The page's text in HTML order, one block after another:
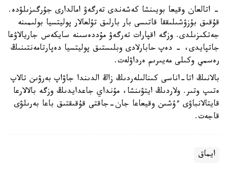
- اتالعان وقيعا بويىنشا كەشەندى تەرگەۋ امالدارى جۇرگىزىلۋدە.
قۇقىق بۇزۋشىلىققا قاتىسى بار بارلىق تۇلعالار پوليتسيا بولىمىنە
جەتكىزىلدى. وزگە اقپارات تەرگەۋ مۇددەسىنە سايكەس جاريالاۋعا
جاتپايدى، - دەپ حابارلادى وبلىستىق پوليتسيا دەپارتامەنتىنىڭ
رەسمي وكىلى مەيىرىم ەرداۋلەت.
بالانىڭ اتا-اناسى كىنالىلەردىڭ زاڭ الدىندا جاۋاپ بەرۋىن تالاپ
ەتىپ وتىر. ولاردىڭ ايتۋىنشا، مۇنداي جاعدايدىڭ وزگە بالالارعا
قايتالانباۋى ءۇشىن وقيعاعا جان-جاقتى قۇقىقتىق باعا بەرىلۋى
قاجەت.
ايماق